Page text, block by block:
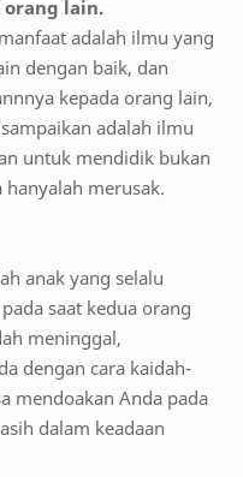
lain.
adalah ilmu yang
dengan baik, dan
kepada orang lain,
adalah ilmu
untuk mendidik bukan
merusak.
anak yang selalu
saat kedua orang
meninggal,
dengan cara kaidah-
mendoakan Anda pada
dalam keadaan